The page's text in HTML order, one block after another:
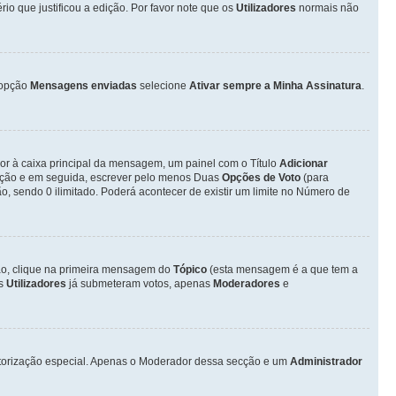
que justificou a edição. Por favor note que os Utilizadores normais não
Mensagens enviadas selecione Ativar sempre a Minha Assinatura.
à caixa principal da mensagem, um painel com o Título Adicionar
e em seguida, escrever pelo menos Duas Opções de Voto (para
sendo 0 ilimitado. Poderá acontecer de existir um limite no Número de
clique na primeira mensagem do Tópico (esta mensagem é a que tem a
Utilizadores já submeteram votos, apenas Moderadores e
especial. Apenas o Moderador dessa secção e um Administrador